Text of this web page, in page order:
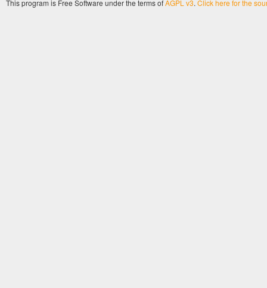
This program is Free Software under the terms ofAGPL v3. Click here for the